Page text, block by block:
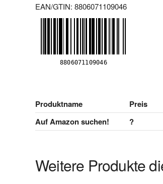
EAN/GTIN: 8806071109046
Produktname Preis
Auf Amazon suchen!
?
Weitere Produkte